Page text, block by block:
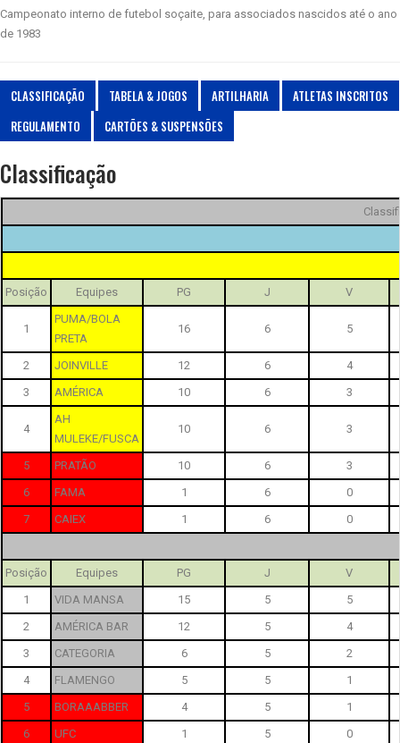
Campeonato interno de futebol soçaite, para associados nascidos até o ano
de 1983
CLASSIFICAÇÃO TABELA & JOGOS ARTILHARIA
ATLETAS INSCRITOS
REGULAMENTO
CARTÕES & SUSPENSÕES
Classificação
Posição Equipes PG J V
1
PUMA/BOLA
PRETA
16 6 5
2 JOINVILLE 12 6
4
3
AMÉRICA 10 6 3
4
AH
MULEKE/FUSCA
10 6 3
5 PRATÃO 10 6
3
6
FAMA 1 6
0
7
CAIEX 1 6 0
Posição Equipes PG J
V
1
VIDA MANSA 15 5
5
2
AMÉRICA BAR 12 5
4
3
CATEGORIA 6 5
2
4
FLAMENGO 5 5
1
5
BORAAABBER 4 5
1
6
UFC 1 5
0